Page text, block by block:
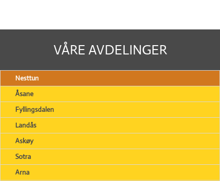
VÅRE AVDELINGER
Nesttun
Åsane
Fyllingsdalen
Landås
Askøy
Sotra
Arna